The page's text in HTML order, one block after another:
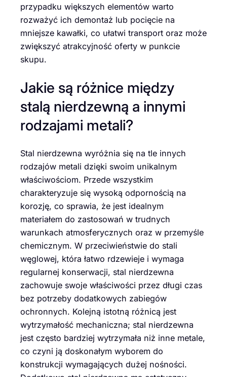
przypadku większych elementów warto
rozważyć ich demontaż lub pocięcie na
mniejsze kawałki, co ułatwi transport oraz może
zwiększyć atrakcyjność oferty w punkcie
skupu.
Jakie są różnice między
stalą nierdzewną a innymi
rodzajami metali?
Stal nierdzewna wyróżnia się na tle innych
rodzajów metali dzięki swoim unikalnym
właściwościom. Przede wszystkim
charakteryzuje się wysoką odpornością na
korozję, co sprawia, że jest idealnym
materiałem do zastosowań w trudnych
warunkach atmosferycznych oraz w przemyśle
chemicznym. W przeciwieństwie do stali
węglowej, która łatwo rdzewieje i wymaga
regularnej konserwacji, stal nierdzewna
zachowuje swoje właściwości przez długi czas
bez potrzeby dodatkowych zabiegów
ochronnych. Kolejną istotną różnicą jest
wytrzymałość mechaniczna; stal nierdzewna
jest często bardziej wytrzymała niż inne metale,
co czyni ją doskonałym wyborem do
konstrukcji wymagających dużej nośności.